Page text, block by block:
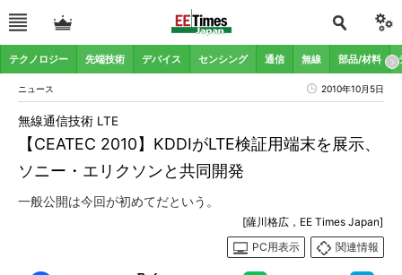
テクノロジー 先端技術 デバイス センシング 通信 無線 部品/材料
ニュース 2010年10月5日
【CEATEC 2010】KDDIがLTE検証用端末を展示、
ソニー・エリクソンと共同開発
無線通信技術 LTE
一般公開は今回が初めてだという。
[薩川格広，EE Times Japan]
PC用表示
関連情報